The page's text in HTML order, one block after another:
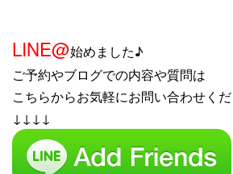
LINE@始めました♪
ご予約やブログでの内容や質問は
こちらからお気軽にお問い合わせくだ
↓↓↓↓